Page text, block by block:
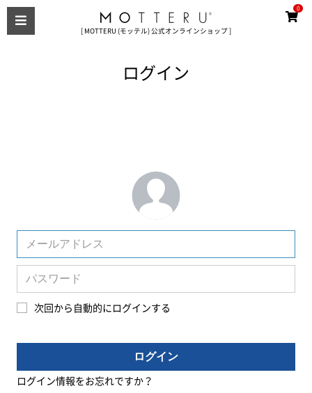
[ MOTTERU (モッテル) 公式オンラインショップ ]
0
ログイン
次回から自動的にログインする
ログイン
ログイン情報をお忘れですか？